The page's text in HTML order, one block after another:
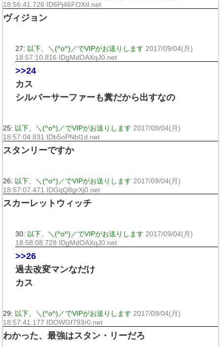
18:56:41.726 ID6Pj46FOXd.net
ヴィジョン
27: 以下、＼(^o^)／でVIPがお送りします 2017/09/04(月)
18:57:10.816 IDgMdOAXqJ0.net
>>24
カス
シルバーサーファーも糞だから出すなの
25: 以下、＼(^o^)／でVIPがお送りします 2017/09/04(月)
18:57:04.831 IDb5oPNbl1d.net
スタンリーですか
26: 以下、＼(^o^)／でVIPがお送りします 2017/09/04(月)
18:57:07.471 IDGqQ8grXj0.net
スカーレットウィッチ
30: 以下、＼(^o^)／でVIPがお送りします 2017/09/04(月)
18:58:08.728 IDgMdOAXqJ0.net
>>26
過去改変マンなだけ
カス
29: 以下、＼(^o^)／でVIPがお送りします 2017/09/04(月)
18:57:41.177 IDOWGf793r0.net
わかった、最強はスタン・リーだろ